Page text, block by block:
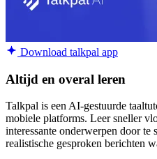
Download talkpal app
Altijd en overal leren
Talkpal is een AI-gestuurde
mobiele platforms. Leer sneller
interessante onderwerpen door
realistische gesproken berichten